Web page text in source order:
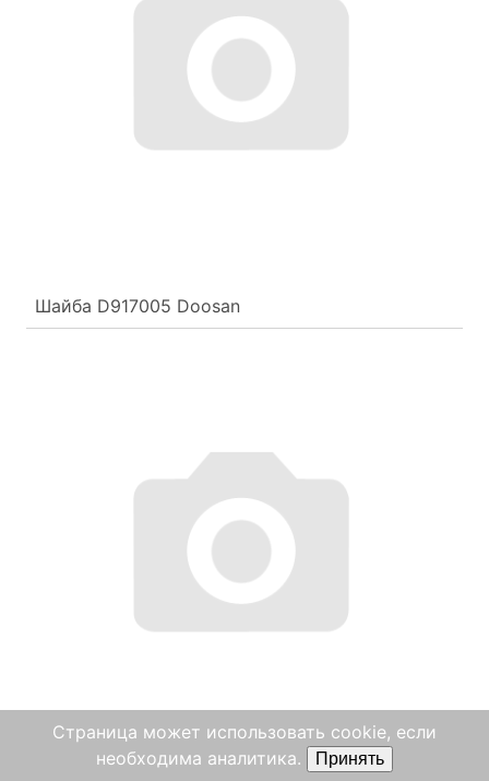
Шайба D917005 Doosan
Страница может использовать cookie, если
необходима аналитика.
Принять